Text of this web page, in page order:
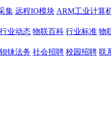
集 远程IO模块 ARM工业计算
行业动态 物联百科 行业标准 物
钡铼法务 社会招聘 校园招聘 联